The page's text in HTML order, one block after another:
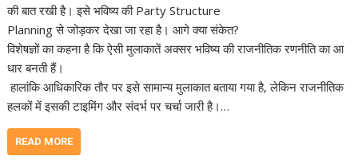
की बात रखी है। इसे भविष्य की Party Structure
Planning से जोड़कर देखा जा रहा है। आगे क्या संकेत?
विशेषज्ञों का कहना है कि ऐसी मुलाकातें अक्सर भविष्य की राजनीतिक रणनीति का आ
धार बनती हैं।
हालांकि आधिकारिक तौर पर इसे सामान्य मुलाकात बताया गया है, लेकिन राजनीतिक
हलकों में इसकी टाइमिंग और संदर्भ पर चर्चा जारी है।…
READ MORE